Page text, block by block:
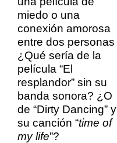
miedo o una
conexión amorosa
entre dos personas
¿Qué sería de la
película “El
resplandor” sin su
banda sonora? ¿O
de “Dirty Dancing” y
su canción “time of
my life”?